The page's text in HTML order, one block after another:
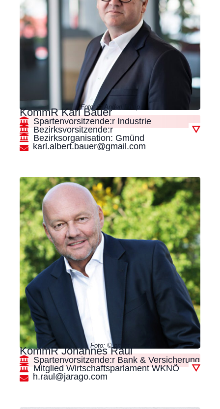
Foto: © Anderl Philip
KommR Karl Bauer
Spartenvorsitzende:r Industrie
Bezirksvorsitzende:r
▽
Bezirksorganisation: Gmünd
karl.albert.bauer@gmail.com
Foto: © privat
KommR Johannes Raul
Spartenvorsitzende:r Bank & Versicherung
Mitglied Wirtschaftsparlament WKNÖ
▽
h.raul@jarago.com